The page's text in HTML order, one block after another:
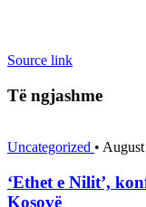
Source link
Të ngjashme
Uncategorized •
‘Ethet e Nilit’,
Kosovë